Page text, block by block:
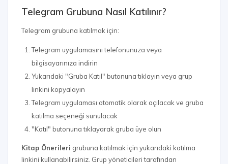
Telegram Grubuna Nasıl Katılınır?
Telegram grubuna katılmak için:
Telegram uygulamasını telefonunuza veya
bilgisayarınıza indirin
Yukarıdaki "Gruba Katıl" butonuna tıklayın veya grup
linkini kopyalayın
Telegram uygulaması otomatik olarak açılacak ve gruba
katılma seçeneği sunulacak
"Katıl" butonuna tıklayarak gruba üye olun
Kitap Önerileri grubuna katılmak için yukarıdaki katılma
linkini kullanabilirsiniz. Grup yöneticileri tarafından